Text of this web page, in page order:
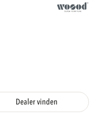
Dealer vinden